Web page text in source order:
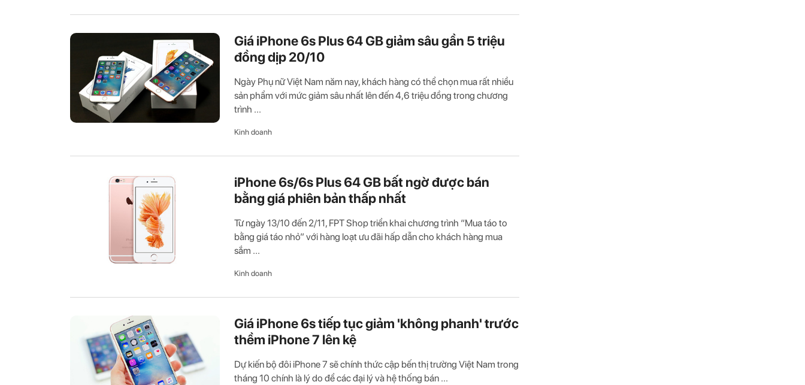
Giá iPhone 6s Plus 64 GB giảm sâu gần 5 triệu
đồng dịp 20/10
Ngày Phụ nữ Việt Nam năm nay, khách hàng có thể chọn mua rất nhiều
sản phẩm với mức giảm sâu nhất lên đến 4,6 triệu đồng trong chương
trình ...
Kinh doanh
iPhone 6s/6s Plus 64 GB bất ngờ được bán
bằng giá phiên bản thấp nhất
Từ ngày 13/10 đến 2/11, FPT Shop triển khai chương trình “Mua táo to
bằng giá táo nhỏ” với hàng loạt ưu đãi hấp dẫn cho khách hàng mua
sắm ...
Kinh doanh
Giá iPhone 6s tiếp tục giảm 'không phanh' trước
thềm iPhone 7 lên kệ
Dự kiến bộ đôi iPhone 7 sẽ chính thức cập bến thị trường Việt Nam trong
tháng 10 chính là lý do để các đại lý và hệ thống bán ...